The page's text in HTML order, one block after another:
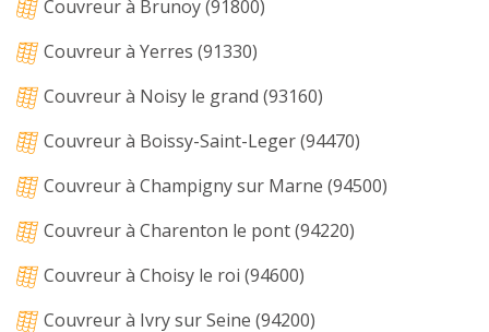
Couvreur à Brunoy (91800)
Couvreur à Yerres (91330)
Couvreur à Noisy le grand (93160)
Couvreur à Boissy-Saint-Leger (94470)
Couvreur à Champigny sur Marne (94500)
Couvreur à Charenton le pont (94220)
Couvreur à Choisy le roi (94600)
Couvreur à Ivry sur Seine (94200)